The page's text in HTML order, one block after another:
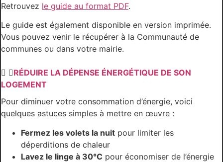
Retrouvez le guide au format PDF.
Le guide est également disponible en version imprimée.
Vous pouvez venir le récupérer à la Communauté de
communes ou dans votre mairie.
RÉDUIRE LA DÉPENSE ÉNERGÉTIQUE DE SON
LOGEMENT
Pour diminuer votre consommation d’énergie, voici
quelques astuces simples à mettre en œuvre :
Fermez les volets la nuit pour limiter les
déperditions de chaleur
Lavez le linge à 30°C pour économiser de l’énergie